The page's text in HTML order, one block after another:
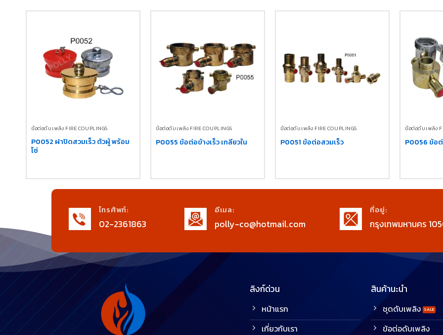
ข้อต่อดับเพลิง FIRE COUPLINGS
P0052 ฝาปิดสวมเร็ว ตัวผู้ พร้อม
โซ่
ข้อต่อดับเพลิง FIRE COUPLINGS
P0055 ข้อต่อข้างเร็ว เกลียวใน
ข้อต่อดับเพลิง FIRE COUPLINGS
P0051 ข้อต่อสวมเร็ว
ข้อต่อดับเพลิง
P0056 ข้อ
โทรศัพท์:
02-2361863
อีเมล:
polly-co@hotmail.com
ที่อยู่:
กรุงเทพมหานคร
ลิงก์ด่วน
หน้าแรก
เกี่ยวกับเรา
สินค้านะนำ
ชุดดับเพลิง
ข้อต่อดับเพลิง